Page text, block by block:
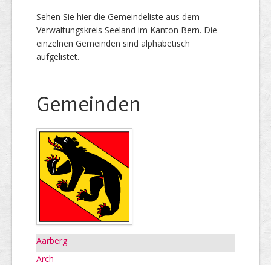
Sehen Sie hier die Gemeindeliste aus dem
Verwaltungskreis Seeland im Kanton Bern. Die
einzelnen Gemeinden sind alphabetisch
aufgelistet.
Gemeinden
Aarberg
Arch